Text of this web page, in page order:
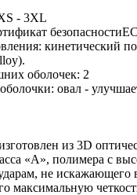
- 3XL
кинетический
оболочек: 2
овал -
из 3D
«А», полимера с
не искажающего
максимальную